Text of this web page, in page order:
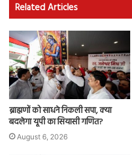
Related Articles
ब्राह्मणों को साधने निकली सपा, क्या
बदलेगा यूपी का सियासी गणित?
August 6, 2026